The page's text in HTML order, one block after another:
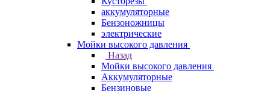
аккумуляторные
Бензоножницы
электрические
Мойки высокого давления
Назад
Мойки высокого давления
Аккумуляторные
Бензиновые